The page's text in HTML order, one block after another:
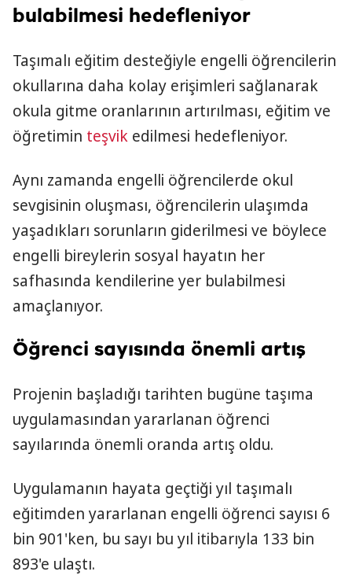
bulabilmesi hedefleniyor
Taşımalı eğitim desteğiyle engelli öğrencilerin
okullarına daha kolay erişimleri sağlanarak
okula gitme oranlarının artırılması, eğitim ve
öğretimin teşvik edilmesi hedefleniyor.
Aynı zamanda engelli öğrencilerde okul
sevgisinin oluşması, öğrencilerin ulaşımda
yaşadıkları sorunların giderilmesi ve böylece
engelli bireylerin sosyal hayatın her
safhasında kendilerine yer bulabilmesi
amaçlanıyor.
Öğrenci sayısında önemli artış
Projenin başladığı tarihten bugüne taşıma
uygulamasından yararlanan öğrenci
sayılarında önemli oranda artış oldu.
Uygulamanın hayata geçtiği yıl taşımalı
eğitimden yararlanan engelli öğrenci sayısı 6
bin 901'ken, bu sayı bu yıl itibarıyla 133 bin
893'e ulaştı.